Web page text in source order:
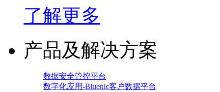
了解更多
产品及解决方案
数据安全管控平台
数字化应用-Bluenic客户数据平台